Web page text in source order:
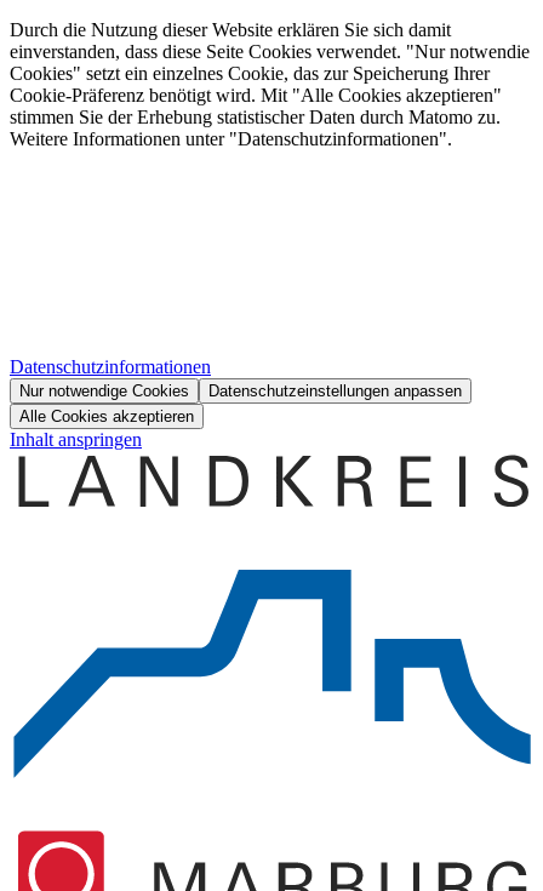
Durch die Nutzung dieser Website erklären Sie sich damit
einverstanden, dass diese Seite Cookies verwendet. "Nur notwendie
Cookies" setzt ein einzelnes Cookie, das zur Speicherung Ihrer
Cookie-Präferenz benötigt wird. Mit "Alle Cookies akzeptieren"
stimmen Sie der Erhebung statistischer Daten durch Matomo zu.
Weitere Informationen unter "Datenschutzinformationen".
Datenschutzinformationen
Nur notwendige Cookies
Datenschutzeinstellungen anpassen
Alle Cookies akzeptieren
Inhalt anspringen